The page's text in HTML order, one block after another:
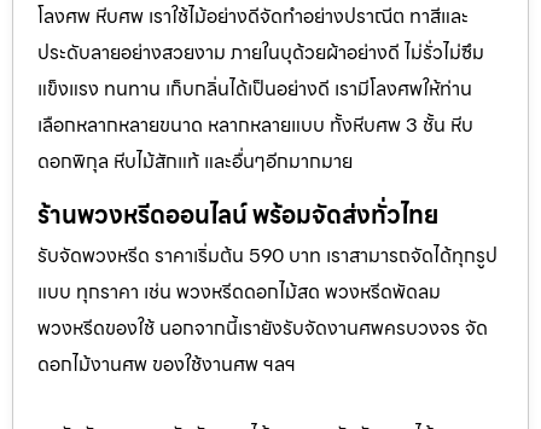
โลงศพ หีบศพ เราใช้ไม้อย่างดีจัดทำอย่างปราณีต ทาสีและ
ประดับลายอย่างสวยงาม ภายในบุด้วยผ้าอย่างดี ไม่รั่วไม่ซึม
แข็งแรง ทนทาน เก็บกลิ่นได้เป็นอย่างดี เรามีโลงศพให้ท่าน
เลือกหลากหลายขนาด หลากหลายแบบ ทั้งหีบศพ 3 ชั้น หีบ
ดอกพิกุล หีบไม้สักแท้ และอื่นๆอีกมากมาย
ร้านพวงหรีดออนไลน์ พร้อมจัดส่งทั่วไทย
รับจัดพวงหรีด ราคาเริ่มต้น 590 บาท เราสามารถจัดได้ทุกรูป
แบบ ทุกราคา เช่น พวงหรีดดอกไม้สด พวงหรีดพัดลม
พวงหรีดของใช้ นอกจากนี้เรายังรับจัดงานศพครบวงจร จัด
ดอกไม้งานศพ ของใช้งานศพ ฯลฯ